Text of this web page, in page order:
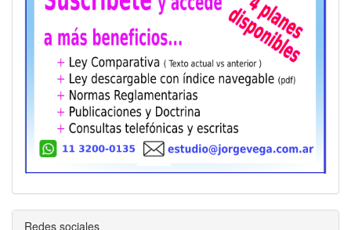
Redes sociales